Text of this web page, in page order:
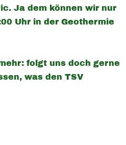
Ja dem können wir nur
Uhr in der Geothermie
folgt uns doch gerne
was den TSV